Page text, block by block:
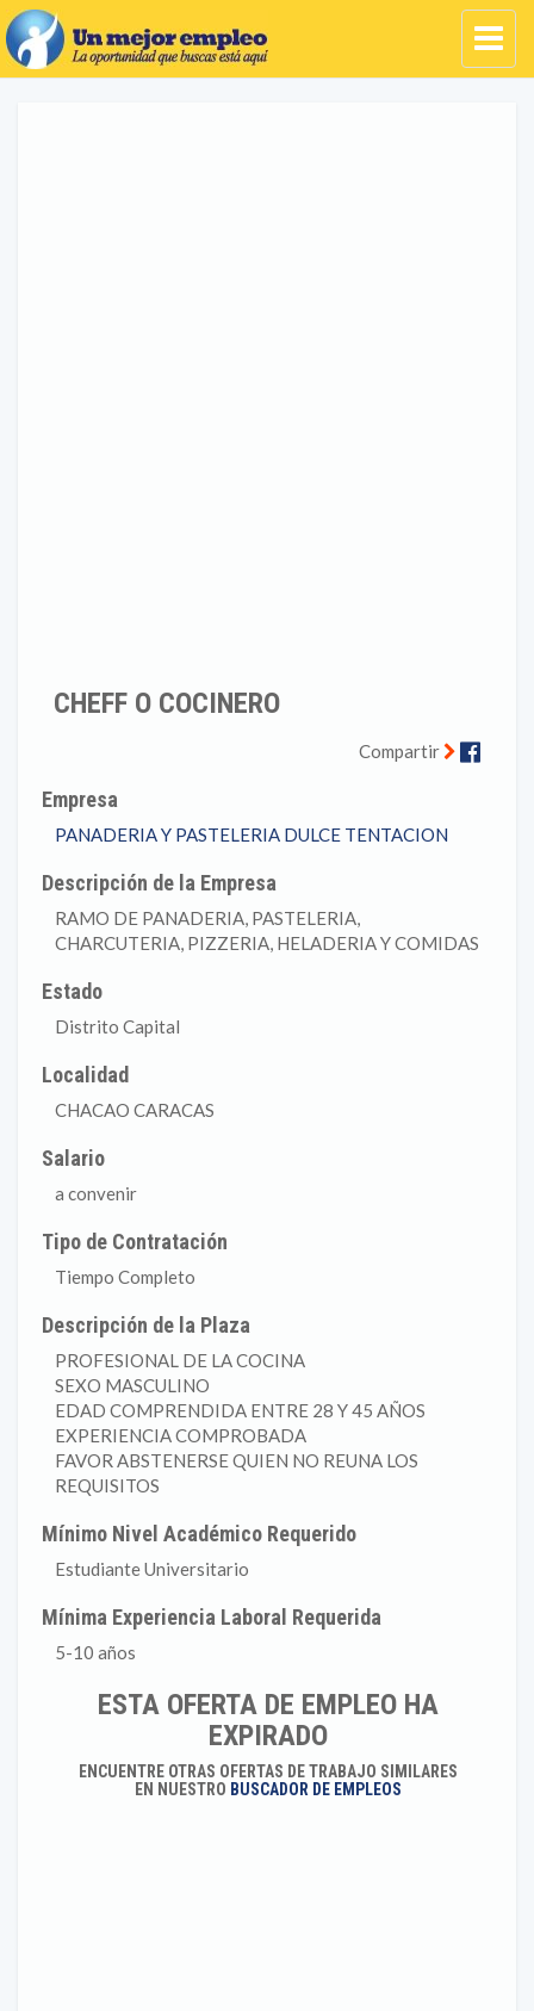
CHEFF O COCINERO
Compartir
Empresa
PANADERIA Y PASTELERIA DULCE TENTACION
Descripción de la Empresa
RAMO DE PANADERIA, PASTELERIA,
CHARCUTERIA, PIZZERIA, HELADERIA Y COMIDAS
Estado
Distrito Capital
Localidad
CHACAO CARACAS
Salario
a convenir
Tipo de Contratación
Tiempo Completo
Descripción de la Plaza
PROFESIONAL DE LA COCINA
SEXO MASCULINO
EDAD COMPRENDIDA ENTRE 28 Y 45 AÑOS
EXPERIENCIA COMPROBADA
FAVOR ABSTENERSE QUIEN NO REUNA LOS
REQUISITOS
Mínimo Nivel Académico Requerido
Estudiante Universitario
Mínima Experiencia Laboral Requerida
5-10 años
ESTA OFERTA DE EMPLEO HA
EXPIRADO
ENCUENTRE OTRAS OFERTAS DE TRABAJO SIMILARES
EN NUESTRO BUSCADOR DE EMPLEOS